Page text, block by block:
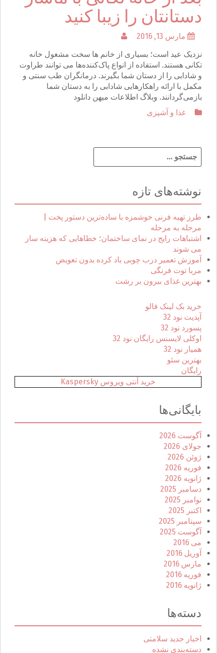
دستانتان را زیبا کنید
مارس 13, 2016
نزدیک عید است؛ بسیاری از خانم ها سخت مشغول خانه
تکانی هستند. استفاده از انواع پاک‌کننده‌ها می توانند طراوت
و شادابی را از دستان شما بگیرند. درمانگران طب سنتی و
مکمل با ارائه راهکارهایی شادابی را به دستان شما
باز‌می‌گردانند. وبلاگ اطلاعات میهن دانلود
غذا و آشپزی
س
و
ب
ر
ا
ی
:
نوشته‌های تازه
طرز تهیه فرنی خوشمزه با ساده‌ترین دستور پخت |
مرحله به مرحله
اشتباهات رایج در نمای ساختمان؛ خطاهایی که هزینه ساز
می شوند
آموزش تعمیر درب چوبی باد کرده بدون تعویض
مربا توت فرنگی
بهترین غذای بیرون بر رشت
خرید بک لینک فالو
آپدیت نود 32
پسورد نود 32
اوکلی لایسنس رایگان نود 32
همیار نود 32
بهترین سئو
رایگان
خرید آنتی ویروس Kaspersky
بایگانی‌ها
آگوست 2026
جولای 2026
ژوئن 2026
فوریه 2026
ژانویه 2026
دسامبر 2025
نوامبر 2025
اکتبر 2025
سپتامبر 2025
آگوست 2025
می 2016
آوریل 2016
مارس 2016
فوریه 2016
ژانویه 2016
دسته‌ها
اخبار جدید سلامتی
دسته‌بندی نشده